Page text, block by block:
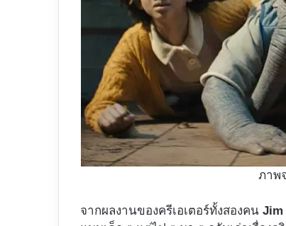
ภาพ
จากผลงานของครีเอเตอร์ทั้งสองคนJim